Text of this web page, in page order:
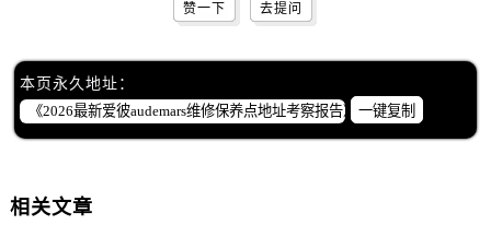
湖北省荆州市荆州区荆中路爱彼售后服务中心（需提前预约）
赞一下 去提问
本页永久地址：
一键复制
相关文章